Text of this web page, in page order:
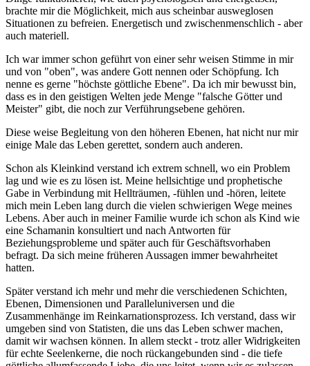
brachte mir die Möglichkeit, mich aus scheinbar ausweglosen
Situationen zu befreien. Energetisch und zwischenmenschlich - aber
auch materiell.
Ich war immer schon geführt von einer sehr weisen Stimme in mir
und von "oben", was andere Gott nennen oder Schöpfung. Ich
nenne es gerne "höchste göttliche Ebene". Da ich mir bewusst bin,
dass es in den geistigen Welten jede Menge "falsche Götter und
Meister" gibt, die noch zur Verführungsebene gehören.
Diese weise Begleitung von den höheren Ebenen, hat nicht nur mir
einige Male das Leben gerettet, sondern auch anderen.
Schon als Kleinkind verstand ich extrem schnell, wo ein Problem
lag und wie es zu lösen ist. Meine hellsichtige und prophetische
Gabe in Verbindung mit Hellträumen, -fühlen und -hören, leitete
mich mein Leben lang durch die vielen schwierigen Wege meines
Lebens. Aber auch in meiner Familie wurde ich schon als Kind wie
eine Schamanin konsultiert und nach Antworten für
Beziehungsprobleme und später auch für Geschäftsvorhaben
befragt. Da sich meine früheren Aussagen immer bewahrheitet
hatten.
Später verstand ich mehr und mehr die verschiedenen Schichten,
Ebenen, Dimensionen und Paralleluniversen und die
Zusammenhänge im Reinkarnationsprozess. Ich verstand, dass wir
umgeben sind von Statisten, die uns das Leben schwer machen,
damit wir wachsen können. In allem steckt - trotz aller Widrigkeiten
für echte Seelenkerne, die noch rückangebunden sind - die tiefe